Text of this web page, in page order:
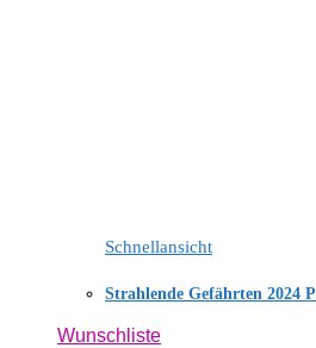
Schnellansicht
Strahlende Gefährten 2024 P
Wunschliste